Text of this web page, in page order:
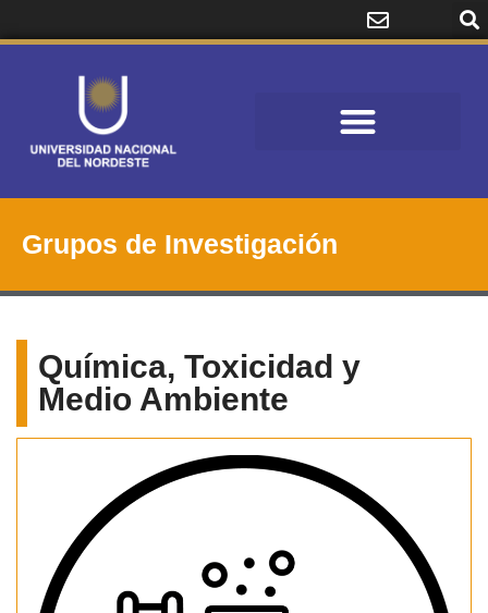
Grupos de Investigación
Química, Toxicidad y
Medio Ambiente